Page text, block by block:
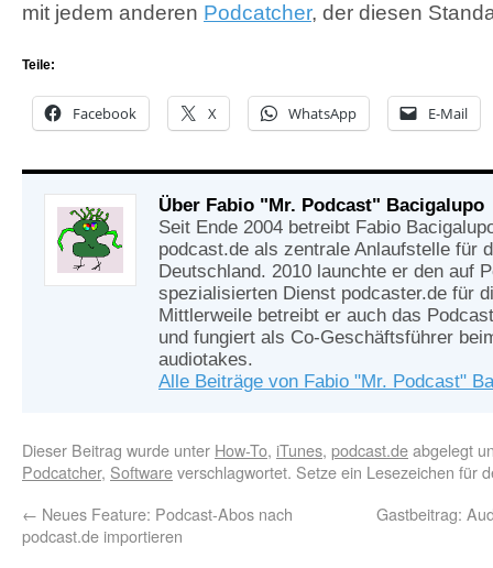
mit jedem anderen Podcatcher, der diesen
Teile:
Facebook X WhatsApp E-Mail
Über Fabio "Mr. Podcast" Bacigalupo
Seit Ende 2004 betreibt Fabio
podcast.de als zentrale Anlaufstelle für
Deutschland. 2010 launchte er den auf
spezialisierten Dienst podcaster.de für
Mittlerweile betreibt er auch das
und fungiert als Co-Geschäftsführer
audiotakes.
Alle Beiträge von Fabio "Mr. Podcast"
Dieser Beitrag wurde unter How-To, iTunes, podcast.deabgelegt
Podcatcher, Softwareverschlagwortet. Setze ein Lesezeichen für
← Neues Feature: Podcast-Abos nach
podcast.de importieren
Gastbeitrag: